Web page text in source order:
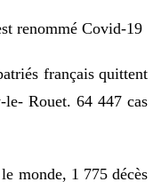
renommé Covid-19
français quittent
Rouet. 64 447 cas
monde, 1 775 décès